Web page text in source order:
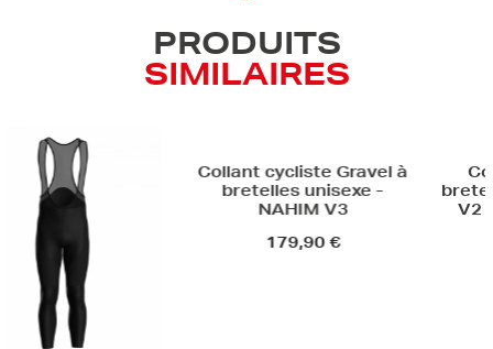
PRODUITS
SIMILAIRES
Collant
bretelles
V2